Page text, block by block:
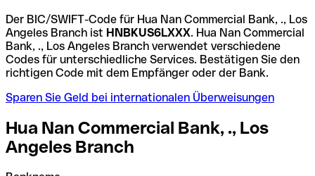
Der BIC/SWIFT-Code für Hua Nan Commercial Bank, ., Los
Angeles Branch ist HNBKUS6LXXX. Hua Nan Commercial
Bank, ., Los Angeles Branch verwendet verschiedene
Codes für unterschiedliche Services. Bestätigen Sie den
richtigen Code mit dem Empfänger oder der Bank.
Sparen Sie Geld bei internationalen Überweisungen
Hua Nan Commercial Bank, ., Los
Angeles Branch